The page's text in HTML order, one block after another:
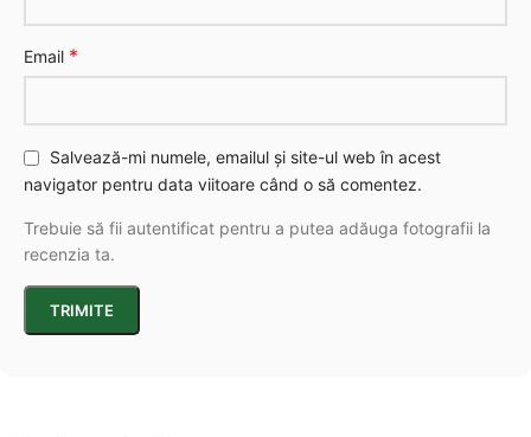
Email *
Salvează-mi numele, emailul și site-ul web în acest
navigator pentru data viitoare când o să comentez.
Trebuie să fii autentificat pentru a putea adăuga fotografii la
recenzia ta.